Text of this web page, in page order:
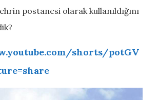
postanesi olarak kullanıldığını
shorts/potGV